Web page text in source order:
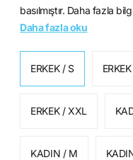
basılmıştır. Daha fazla
Daha fazla oku
ERKEK / S
ERKEK / XXL
KADIN / M